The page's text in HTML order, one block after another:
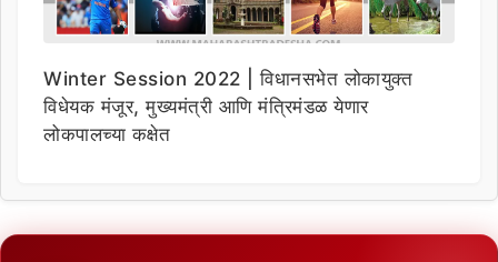
Winter Session 2022 | विधानसभेत लोकायुक्त
विधेयक मंजूर, मुख्यमंत्री आणि मंत्रिमंडळ येणार
लोकपालच्या कक्षेत